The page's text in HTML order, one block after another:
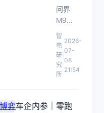
所｜
问界
M9领
世加
长版
车身
技术
解：
问界
M9领
世加长
版车长
超5.4
米，本
文从白
盘适配
智
电
研
究
所
2026-
07-
08
21:54
车企内参｜零跑